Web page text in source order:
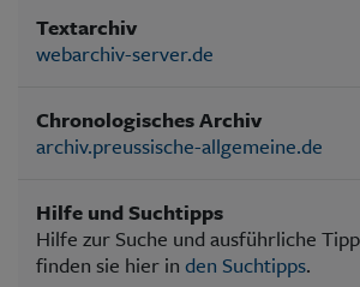
Textarchiv
webarchiv-server.de
Chronologisches Archiv
archiv.preussische-allgemeine.de
Hilfe und Suchtipps
Hilfe zur Suche und ausführliche
finden sie hier in den Suchtipps.